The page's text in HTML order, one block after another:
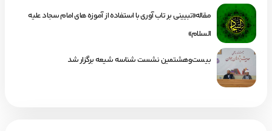
مقاله«تبیینی بر تاب آوری با استفاده از آموزه های امام سجاد علیه
السلام»
بیست‌وهشتمین نشست شناسه شیعه برگزار شد